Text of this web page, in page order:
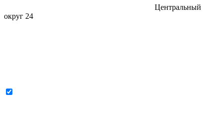
Центральный
округ 24